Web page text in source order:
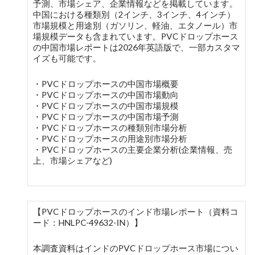
予測、市場シェア、企業情報などを掲載しています。
中国における種類別（2インチ、3インチ、4インチ）
市場規模と用途別（ガソリン、軽油、エタノール）市
場規模データも含まれています。PVCドロップホース
の中国市場レポートは2026年英語版で、一部カスタマ
イズも可能です。
・PVCドロップホースの中国市場概要
・PVCドロップホースの中国市場動向
・PVCドロップホースの中国市場規模
・PVCドロップホースの中国市場予測
・PVCドロップホースの種類別市場分析
・PVCドロップホースの用途別市場分析
・PVCドロップホースの主要企業分析(企業情報、売
上、市場シェアなど)
【PVCドロップホースのインド市場レポート（資料コ
ード：HNLPC-49632-IN）】
本調査資料はインドのPVCドロップホース市場につい